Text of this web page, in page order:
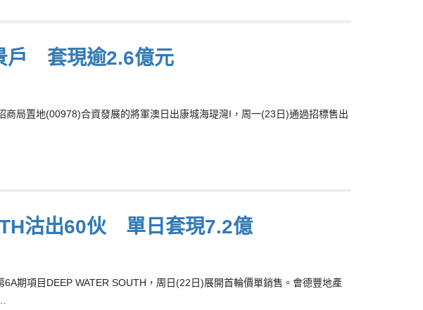
戶 套現逾2.6億元
局置地(00978)合資發展的將軍澳日出康城海瑅灣I，周一(23日)通過招標售出
沽出60伙 單日套現7.2億
期項目DEEP WATER SOUTH，周日(22日)展開首輪價單銷售。會德豐地產